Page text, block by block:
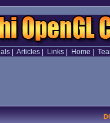
| Articles| Links| Home